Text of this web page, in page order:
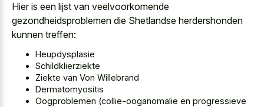
Hier is een lijst van veelvoorkomende
gezondheidsproblemen die Shetlandse herdershonden
kunnen treffen:
Heupdysplasie
Schildklierziekte
Ziekte van Von Willebrand
Dermatomyositis
Oogproblemen (collie-ooganomalie en progressieve